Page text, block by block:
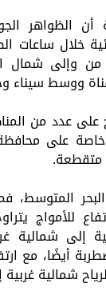
أن الظواهر
خلال ساعات
وإلى شمال
ووسط سيناء
على عدد من
خاصة على
متقطعة.
البحر
إلى شمالية